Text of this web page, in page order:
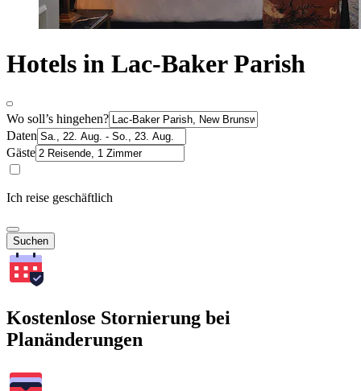
Hotels in Lac-Baker Parish
Wo soll’s hingehen?
Daten
Gäste
Ich reise geschäftlich
Suchen
Kostenlose Stornierung bei
Planänderungen